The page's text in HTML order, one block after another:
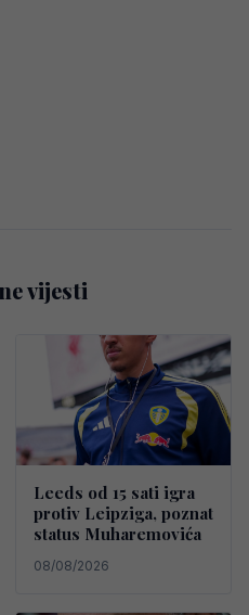
vijesti
Leeds od 15 sati igra
protiv Leipziga, poznat
status Muharemovića
08/08/2026